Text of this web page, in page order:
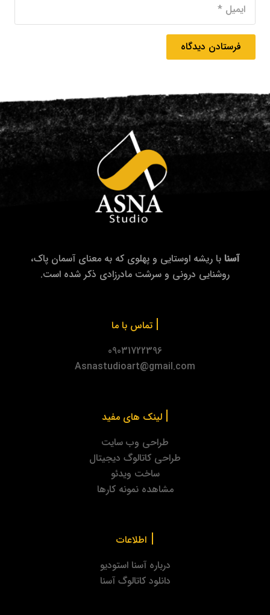
فرستادن دیدگاه
آسنا با ریشه اوستایی و پهلوی که به معنای آسمان پاک،
روشنایی درونی و سرشت مادرزادی ذکر شده است.
| تماس با ما
09031722396
Asnastudioart@gmail.com
| لینک های مفید
طراحی وب سایت
طراحی کاتالوگ دیجیتال
ساخت ویدئو
مشاهده نمونه کارها
|اطلاعات
درباره آسنا استودیو
دانلود کاتالوگ آسنا